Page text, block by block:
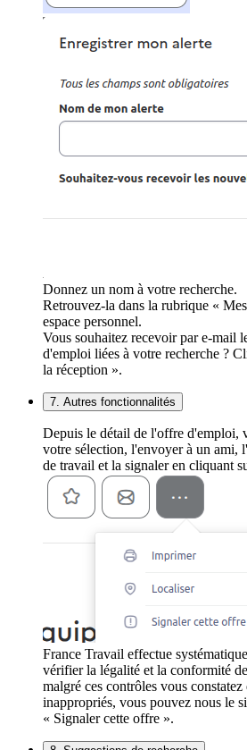
Donnez un nom à votre recherche.
Retrouvez-la dans la rubrique «
espace personnel.
Vous souhaitez recevoir par e-mail
d'emploi liées à votre recherche ?
la réception ».
7. Autres fonctionnalités
Depuis le détail de l'offre d'emploi,
votre sélection, l'envoyer à un ami,
de travail et la signaler en cliquant
France Travail effectue
vérifier la légalité et la conformité
malgré ces contrôles vous constatez
inappropriés, vous pouvez nous le
« Signaler cette offre ».